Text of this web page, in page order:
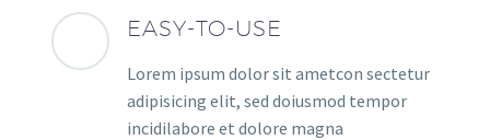
EASY-TO-USE
Lorem ipsum dolor sit ametcon sectetur
adipisicing elit, sed doiusmod tempor
incidilabore et dolore magna